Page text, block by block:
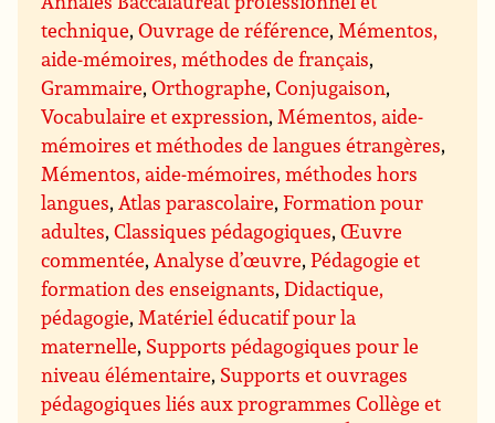
technique,Ouvrage de référence, Mémentos,
aide-mémoires, méthodes de français,
Grammaire,Orthographe,Conjugaison,
Vocabulaire et expression, Mémentos, aide-
mémoires et méthodes de langues étrangères,
Mémentos, aide-mémoires, méthodes hors
langues, Atlas parascolaire,Formation pour
adultes,Classiques pédagogiques,Œuvre
commentée, Analyse d’œuvre,Pédagogie et
formation des enseignants,Didactique,
pédagogie, Matériel éducatif pour la
maternelle, Supports pédagogiques pour le
niveau élémentaire, Supports et ouvrages
pédagogiques liés aux programmes Collège et